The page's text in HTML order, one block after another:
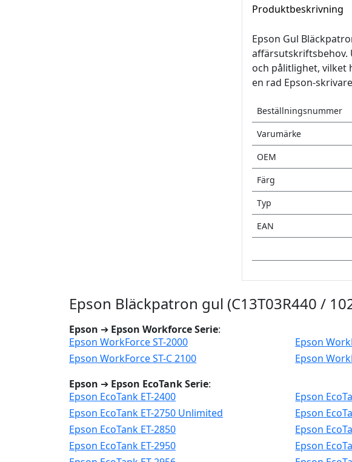
Produktbeskrivning
Epson Gul
affärsutskriftsbehov.
och pålitlighet, vilket
en rad Epson-
Beställningsnummer
Varumärke
OEM
Färg
Typ
EAN
Epson Bläckpatron gul (C13T03R440 /
Epson ➔ Epson Workforce Serie:
Epson WorkForce ST-2000
Epson
Epson WorkForce ST-C 2100
Epson
Epson ➔ Epson EcoTank Serie:
Epson EcoTank ET-2400
Epson
Epson EcoTank ET-2750 Unlimited
Epson
Epson EcoTank ET-2850
Epson
Epson EcoTank ET-2950
Epson